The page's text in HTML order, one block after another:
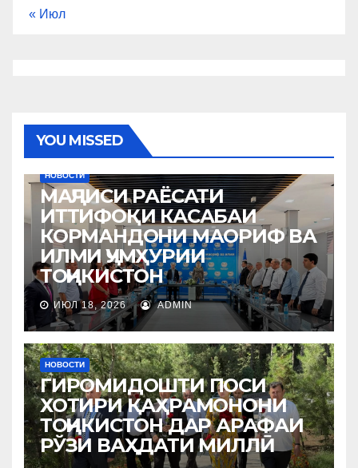
« Июл
YOU MISSED
НОВОСТИ
МАҶЛИСИ РАЁСАТИ
ИТТИФОҚИ КАСАБАИ
КОРМАНДОНИ МАОРИФ ВА
ИЛМИ ҶУМҲУРИИ
ТОҶИКИСТОН
ИЮЛ 18, 2026 ADMIN
НОВОСТИ
ГИРОМИДОШТИ ПОСИ
ХОТИРИ ҚАҲРАМОНОНИ
ТОҶИКИСТОН ДАР АРАФАИ
РЎЗИ ВАҲДАТИ МИЛЛӢ